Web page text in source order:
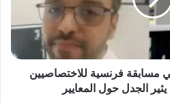
مسابقة فرنسية للاختصاصيين
الجدل حول المعايير